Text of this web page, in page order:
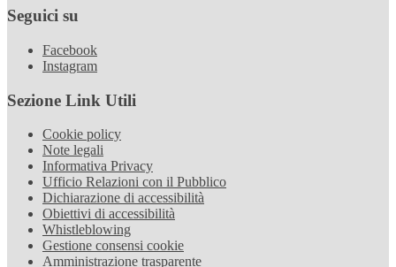
Seguici su
Facebook
Instagram
Sezione Link Utili
Cookie policy
Note legali
Informativa Privacy
Ufficio Relazioni con il Pubblico
Dichiarazione di accessibilità
Obiettivi di accessibilità
Whistleblowing
Gestione consensi cookie
Amministrazione trasparente